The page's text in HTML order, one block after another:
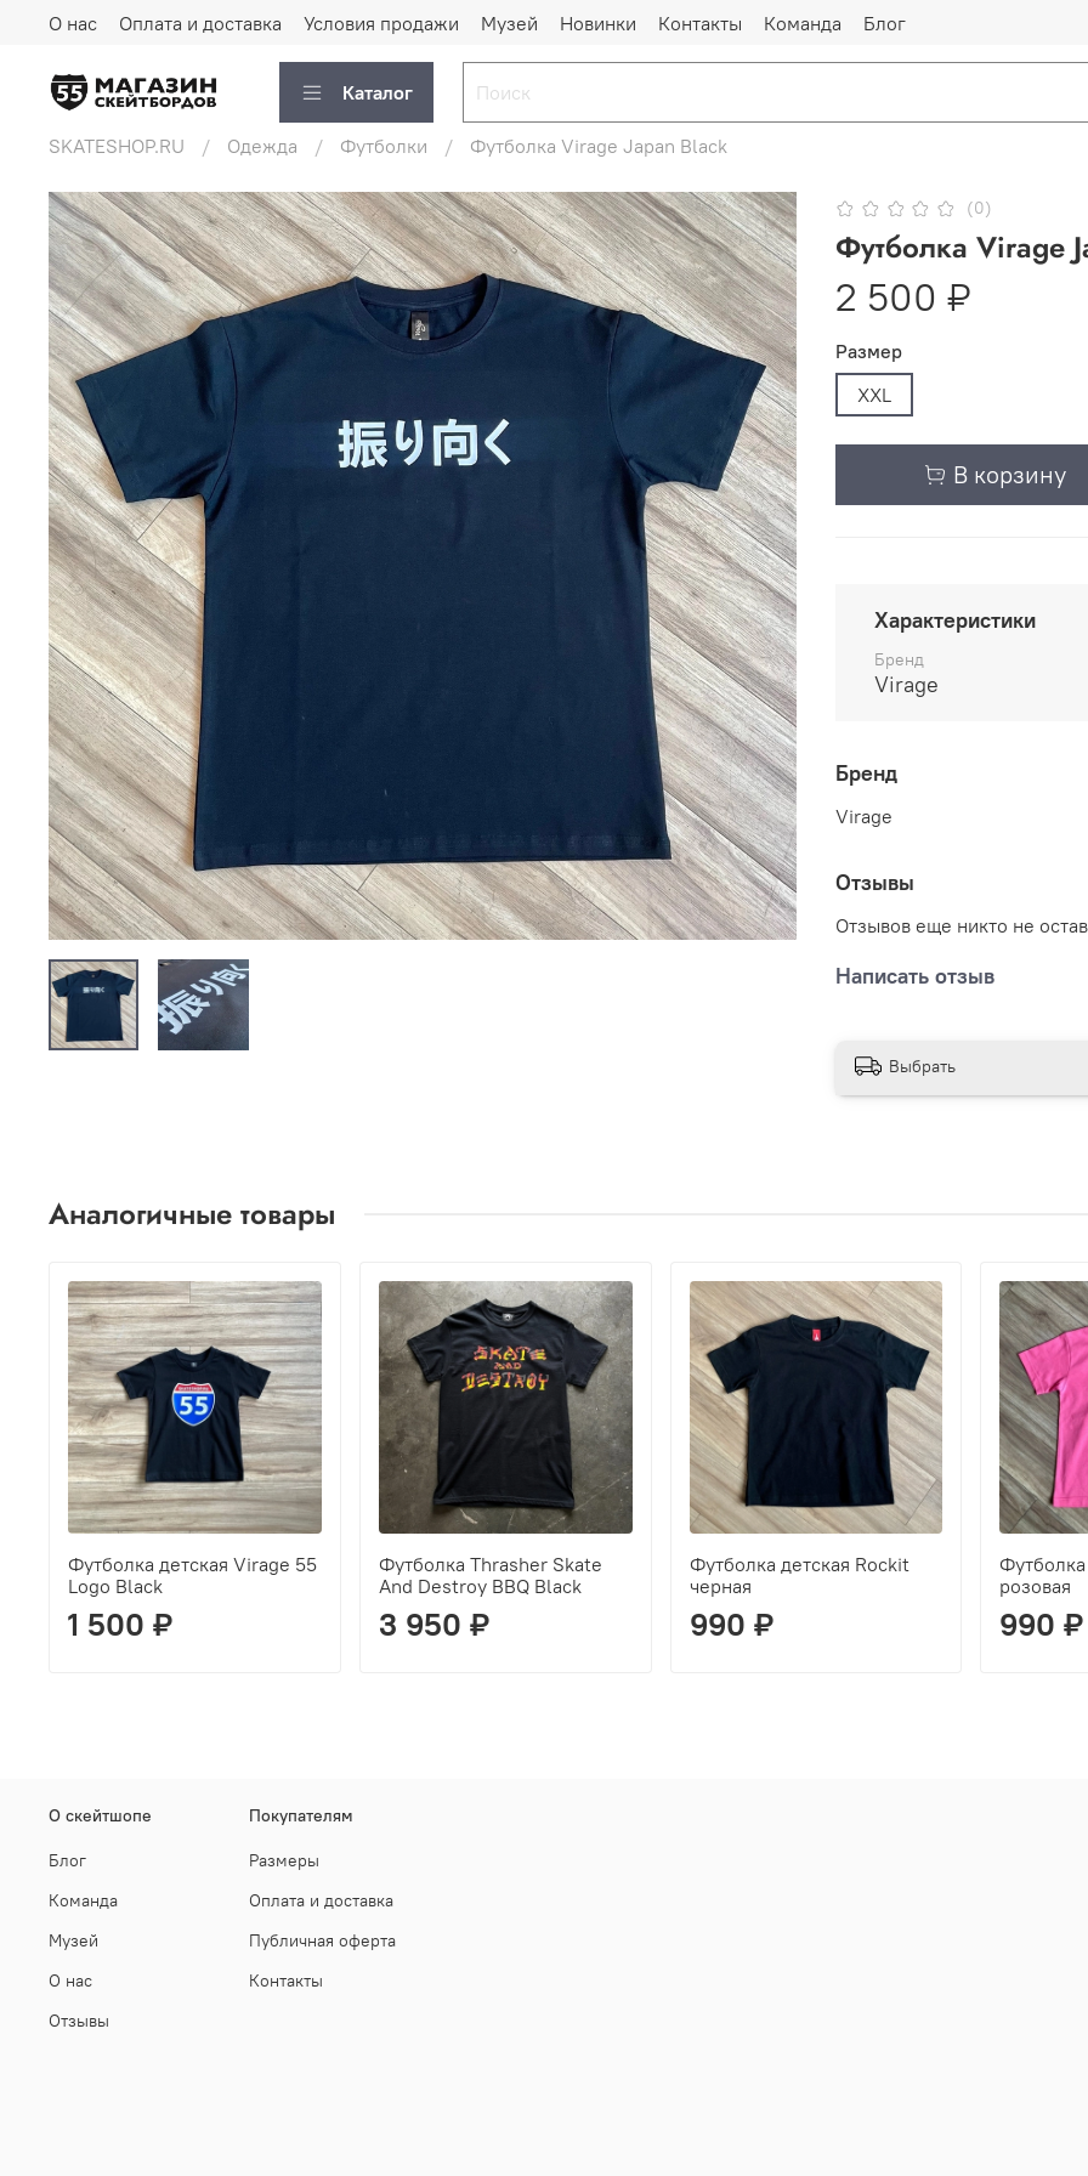
О нас Оплата и доставка Условия продажи Музей Новинки Контакты Команда Блог
Каталог
SKATESHOP.RU Одежда Футболки Футболка Virage Japan Black
(0)
Футболка Virage
2 500 ₽
Размер
XXL
В корзину
Характеристики
Бренд
Virage
Бренд
Virage
Отзывы
Отзывов еще никто не
Написать отзыв
Выбрать
Аналогичные товары
Футболка детская Virage 55
Logo Black
1 500 ₽
Футболка Thrasher Skate
And Destroy BBQ Black
3 950 ₽
Футболка детская Rockit
черная
990 ₽
розовая
990 ₽
О скейтшопе
Блог
Команда
Музей
О нас
Отзывы
Покупателям
Размеры
Оплата и доставка
Публичная оферта
Контакты